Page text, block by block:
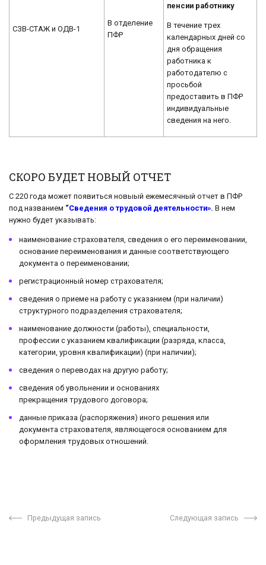
СЗВ-СТАЖ и ОДВ-1
В отделение
ПФР
пенсии работнику
В течение трех
календарных дней со
дня обращения
работника к
работодателю с
просьбой
предоставить в ПФР
индивидуальные
сведения на него.
СКОРО БУДЕТ НОВЫЙ ОТЧЕТ
С 220 года может появиться новыый ежемесячный отчет в ПФР
под названием “Сведения о трудовой деятельности». В нем
нужно будет указывать:
наименование страхователя, сведения о его переименовании,
основание переименования и данные соответствующего
документа о переименовании;
регистрационный номер страхователя;
сведения о приеме на работу с указанием (при наличии)
структурного подразделения страхователя;
наименование должности (работы), специальности,
профессии с указанием квалификации (разряда, класса,
категории, уровня квалификации) (при наличии);
сведения о переводах на другую работу;
сведения об увольнении и основаниях
прекращения трудового договора;
данные приказа (распоряжения) иного решения или
документа страхователя, являющегося основанием для
оформления трудовых отношений.
Предыдущая запись Следующая запись